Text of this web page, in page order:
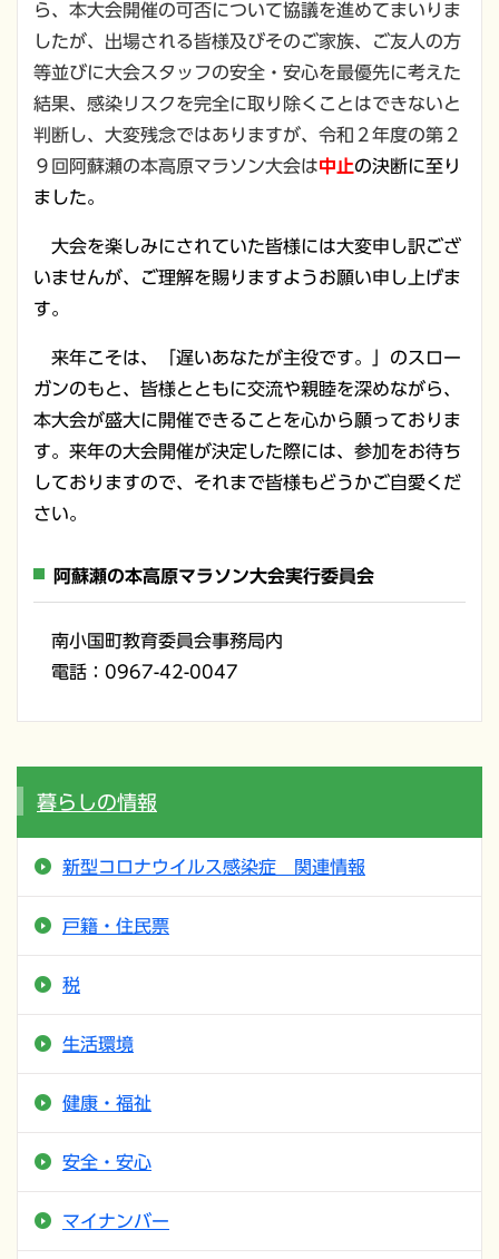
ら、本大会開催の可否について協議を進めてまいりま
したが、出場される皆様及びそのご家族、ご友人の方
等並びに大会スタッフの安全・安心を最優先に考えた
結果、感染リスクを完全に取り除くことはできないと
判断し、大変残念ではありますが、令和２年度の第２
９回阿蘇瀬の本高原マラソン大会は中止の決断に至り
ました。
大会を楽しみにされていた皆様には大変申し訳ござ
いませんが、ご理解を賜りますようお願い申し上げま
す。
来年こそは、「遅いあなたが主役です。」のスロー
ガンのもと、皆様とともに交流や親睦を深めながら、
本大会が盛大に開催できることを心から願っておりま
す。来年の大会開催が決定した際には、参加をお待ち
しておりますので、 それまで皆様もどうかご自愛くだ
さい。
阿蘇瀬の本高原マラソン大会実行委員会
南小国町教育委員会事務局内
電話：0967-42-0047
暮らしの情報
新型コロナウイルス感染症 関連情報
戸籍・住民票
税
生活環境
健康・福祉
安全・安心
マイナンバー